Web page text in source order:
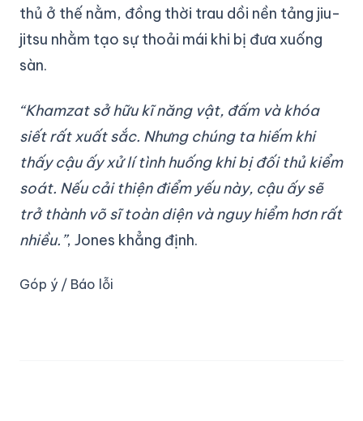
thủ ở thế nằm, đồng thời trau dồi nền tảng jiu-
jitsu nhằm tạo sự thoải mái khi bị đưa xuống
sàn.
“Khamzat sở hữu kĩ năng vật, đấm và khóa
siết rất xuất sắc. Nhưng chúng ta hiếm khi
thấy cậu ấy xử lí tình huống khi bị đối thủ kiểm
soát. Nếu cải thiện điểm yếu này, cậu ấy sẽ
trở thành võ sĩ toàn diện và nguy hiểm hơn rất
nhiều.”, Jones khẳng định.
Góp ý / Báo lỗi